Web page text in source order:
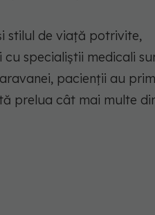
stilul de viață potrivite,
specialiștii medicali
pacienții au
prelua cât mai multe